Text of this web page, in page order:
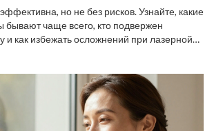
но не без рисков. Узнайте, какие
чаще всего, кто подвержен
и как избежать осложнений при лазерной